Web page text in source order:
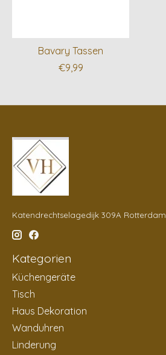
Bavary Tassen
€9,99
Katendrechtselagedijk 309A Rotterdam
Kategorien
Küchengeräte
Tisch
Haus Dekoration
Wanduhren
Linderung